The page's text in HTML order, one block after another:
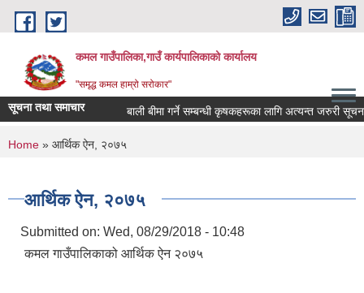
Skip to main content
कमल गाउँपालिका,गाउँ कार्यपालिकाको कार्यालय
"समृद्ध कमल हाम्रो सरोकार"
सूचना तथा समाचार बाली बीमा गर्ने सम्बन्धी कृषकहरूका लागि अत्यन्त जरुरी
You are here
Home » आर्थिक ऐन, २०७५
आर्थिक ऐन, २०७५
Submitted on: Wed, 08/29/2018 - 10:48
कमल गाउँपालिकाको आर्थिक ऐन २०७५